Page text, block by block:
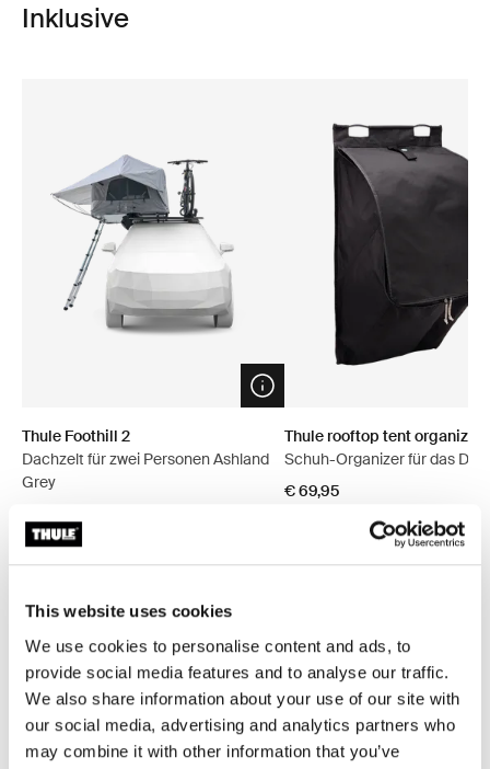
This website uses cookies
We use cookies to personalise content and ads, to
provide social media features and to analyse our traffic.
We also share information about your use of our site with
our social media, advertising and analytics partners who
may combine it with other information that you’ve
Inklusive
Open info modal
Thule Foothill 2
Dachzelt für zwei Personen Ashland
Grey
Thule rooftop tent organizer
Schuh-Organizer für das
€ 69,95
Pakete entdecken
Spar 5%